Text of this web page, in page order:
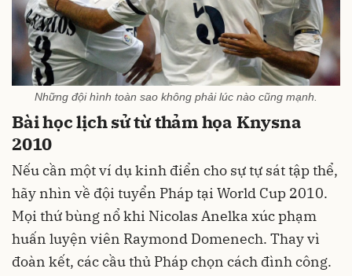
Những đội hình toàn sao không phải lúc nào cũng mạnh.
Bài học lịch sử từ thảm họa Knysna
2010
Nếu cần một ví dụ kinh điển cho sự tự sát tập thể,
hãy nhìn về đội tuyển Pháp tại World Cup 2010.
Mọi thứ bùng nổ khi Nicolas Anelka xúc phạm
huấn luyện viên Raymond Domenech. Thay vì
đoàn kết, các cầu thủ Pháp chọn cách đình công.